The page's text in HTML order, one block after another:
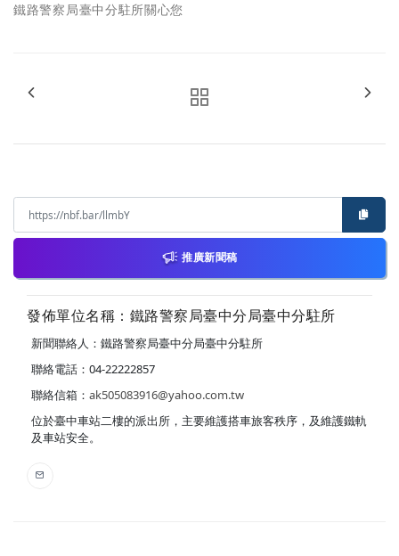
鐵路警察局臺中分駐所關心您
推廣新聞稿
發佈單位名稱：鐵路警察局臺中分局臺中分駐所
新聞聯絡人：鐵路警察局臺中分局臺中分駐所
聯絡電話：04-22222857
聯絡信箱： ak505083916@yahoo.com.tw
位於臺中車站二樓的派出所，主要維護搭車旅客秩序，及維護鐵軌
及車站安全。